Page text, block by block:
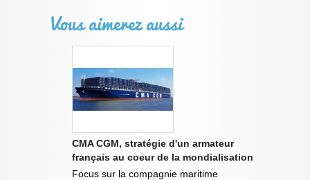
Vous aimerez aussi
CMA CGM, stratégie d'un armateur
français au coeur de la mondialisation
Focus sur la compagnie maritime